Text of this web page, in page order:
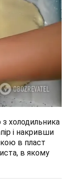
холодильника
і накривши
в пласт
в якому